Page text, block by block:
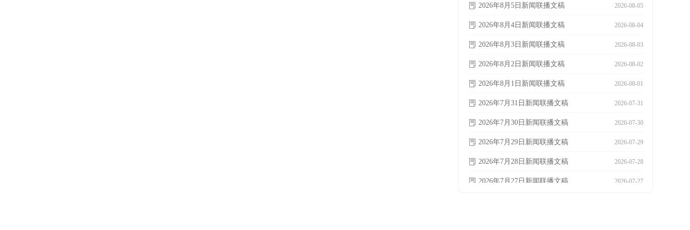
2026-08-05
ꂓ 2026年8月5日新闻联播文稿
2026-08-04
ꂓ 2026年8月4日新闻联播文稿
2026-08-03
ꂓ 2026年8月3日新闻联播文稿
2026-08-02
ꂓ 2026年8月2日新闻联播文稿
2026-08-01
ꂓ 2026年8月1日新闻联播文稿
2026-07-31
ꂓ 2026年7月31日新闻联播文稿
2026-07-30
ꂓ 2026年7月30日新闻联播文稿
2026-07-29
ꂓ 2026年7月29日新闻联播文稿
2026-07-28
ꂓ 2026年7月28日新闻联播文稿
2026-07-27
ꂓ 2026年7月27日新闻联播文稿